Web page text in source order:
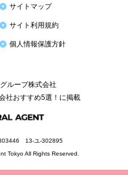
サイトマップ
サイト利用規約
個人情報保護方針
ループ株式会社
社おすすめ5選！に掲載
13-ユ-302895
Tokyo All Rights Reserved.